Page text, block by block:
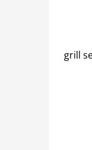
grill